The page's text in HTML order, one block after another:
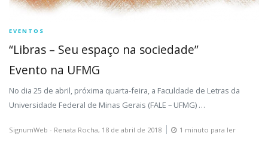
EVENTOS
“Libras – Seu espaço na sociedade”
Evento na UFMG
No dia 25 de abril, próxima quarta-feira, a Faculdade de Letras da
Universidade Federal de Minas Gerais (FALE – UFMG) …
SignumWeb - Renata Rocha, 18 de abril de 2018 1 minuto para ler